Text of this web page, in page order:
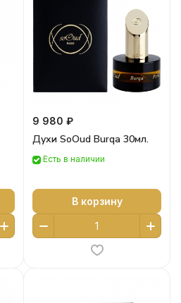
9 980 ₽
Духи SoOud Burqa 30мл.
Есть в наличии
В корзину